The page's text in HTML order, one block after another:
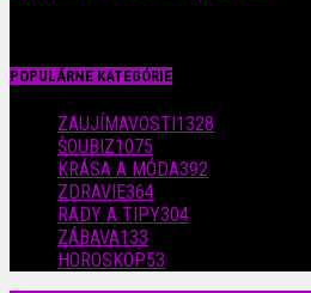
POPULÁRNE KATEGÓRIE
ZAUJÍMAVOSTI1328
ŠOUBIZ1075
KRÁSA A MÓDA392
ZDRAVIE364
RADY A TIPY304
ZÁBAVA133
HOROSKOP53